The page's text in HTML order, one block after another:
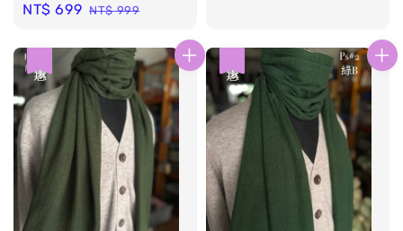
Sale
NT$ 699 Regular
NT$ 999